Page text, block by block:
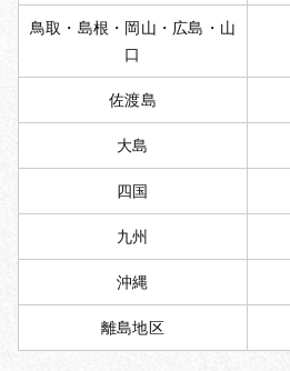
鳥取・島根・岡山・広島・山
口
佐渡島
大島
四国
九州
沖縄
離島地区